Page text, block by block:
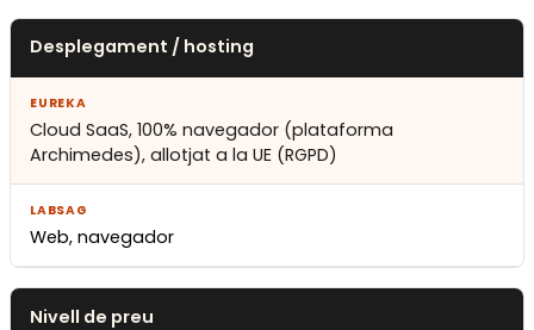
Desplegament / hosting
Cloud SaaS, 100% navegador (plataforma
Archimedes), allotjat a la UE (RGPD)
Web, navegador
Nivell de preu